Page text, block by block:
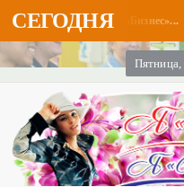
СЕГОДНЯ
в августе - «Бизнес»... 0
Пятница,